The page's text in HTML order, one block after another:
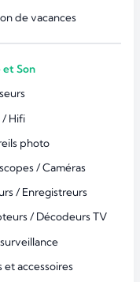
de vacances
et Son
/ Hifi
photo
/ Caméras
/ Enregistreurs
/ Décodeurs TV
et accessoires